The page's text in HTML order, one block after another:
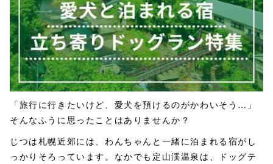
「旅行に行きたいけど、愛犬を預けるのがかわいそう…」
そんなふうに思ったことはありませんか？
じつは札幌近郊には、わんちゃんと一緒に泊まれる宿がし
っかりそろっています。なかでも定山渓温泉は、ドッグテ